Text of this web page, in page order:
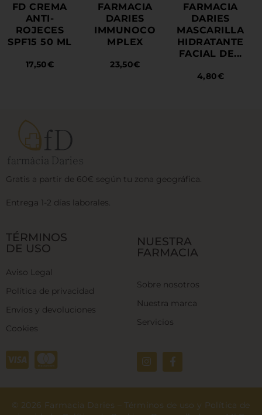
FD CREMA
ANTI-
ROJECES
SPF15 50 ML
17,50€
FARMACIA
DARIES
IMMUNOCO
MPLEX
23,50€
FARMACIA
DARIES
MASCARILLA
HIDRATANTE
FACIAL DE...
4,80€
Gratis a partir de 60€ según tu zona geográfica.
Entrega 1-2 días laborales.
TÉRMINOS
DE USO
Aviso Legal
Política de privacidad
Envíos y devoluciones
Cookies
NUESTRA
FARMACIA
Sobre nosotros
Nuestra marca
Servicios
© 2026 Farmacia Daries – Términos de uso y Política de